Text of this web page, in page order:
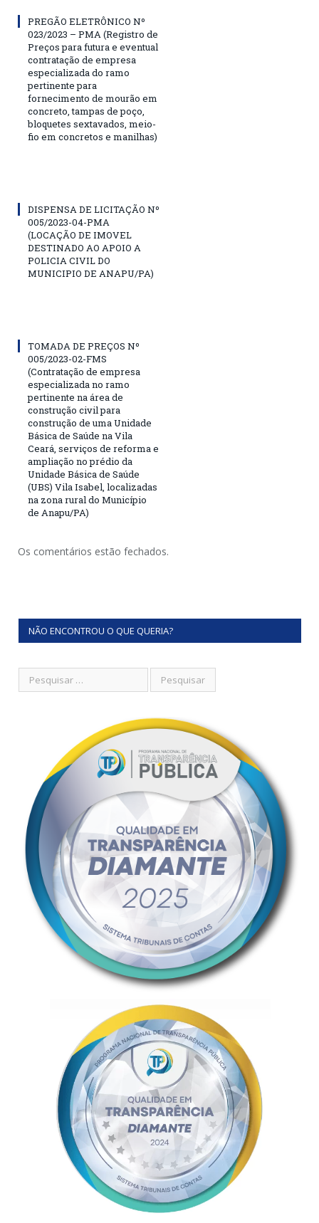
PREGÃO ELETRÔNICO Nº
023/2023 – PMA (Registro de
Preços para futura e eventual
contratação de empresa
especializada do ramo
pertinente para
fornecimento de mourão em
concreto, tampas de poço,
bloquetes sextavados, meio-
fio em concretos e manilhas)
DISPENSA DE LICITAÇÃO Nº
005/2023-04-PMA
(LOCAÇÃO DE IMOVEL
DESTINADO AO APOIO A
POLICIA CIVIL DO
MUNICIPIO DE ANAPU/PA)
TOMADA DE PREÇOS Nº
005/2023-02-FMS
(Contratação de empresa
especializada no ramo
pertinente na área de
construção civil para
construção de uma Unidade
Básica de Saúde na Vila
Ceará, serviços de reforma e
ampliação no prédio da
Unidade Básica de Saúde
(UBS) Vila Isabel, localizadas
na zona rural do Município
de Anapu/PA)
Os comentários estão fechados.
NÃO ENCONTROU O QUE QUERIA?